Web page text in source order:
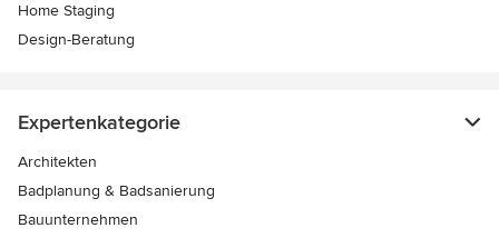
Home Staging
Design-Beratung
Expertenkategorie
Architekten
Badplanung & Badsanierung
Bauunternehmen